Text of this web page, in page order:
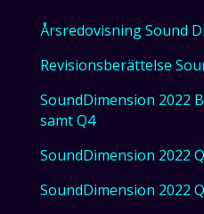
Årsredovisning Sound
Revisionsberättelse
SoundDimension 2022
samt Q4
SoundDimension 2022
SoundDimension 2022